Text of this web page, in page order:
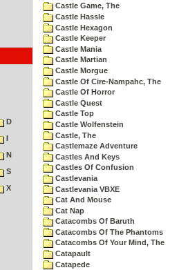
D
I
N
S
X
Castle Game, The
Castle Hassle
Castle Hexagon
Castle Keeper
Castle Mania
Castle Martian
Castle Morgue
Castle Of Cire-Nampahc, The
Castle Of Horror
Castle Quest
Castle Top
Castle Wolfenstein
Castle, The
Castlemaze Adventure
Castles And Keys
Castles Of Confusion
Castlevania
Castlevania VBXE
Cat And Mouse
Cat Nap
Catacombs Of Baruth
Catacombs Of The Phantoms
Catacombs Of Your Mind, The
Catapault
Catapede